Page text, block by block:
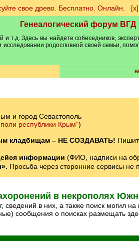
свое древо. Бесплатно. Онлайн. [х]
Генеалогический форум ВГД
т.д. Здесь вы найдете собеседников,
родословной своей семьи,
и город Севастополь
республики Крым")
кладбищам – НЕ СОЗДАВАТЬ!
информации (ФИО, надписи на
Просьба через сторонние сервисы
в некрополях
сообщения о поисках размещать